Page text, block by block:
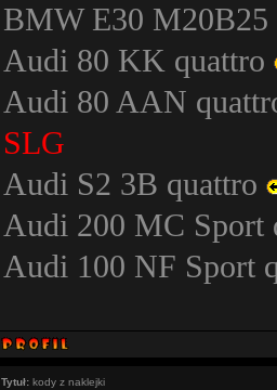
BMW E30 M20B25
Audi 80 KK quattro
Audi 80 AAN
SLG
Audi S2 3B quattro
Audi 200 MC Sport
Audi 100 NF Sport
Tytuł: kody z naklejki